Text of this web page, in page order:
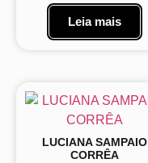
Leia mais
LUCIANA SAMPAIO
CORRÊA